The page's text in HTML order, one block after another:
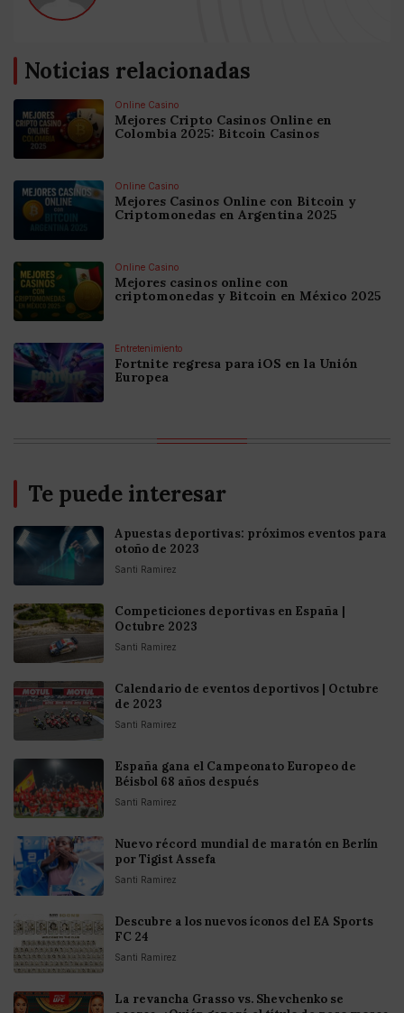
Noticias relacionadas
Online Casino
Mejores Cripto Casinos Online en
Colombia 2025: Bitcoin Casinos
Online Casino
Mejores Casinos Online con Bitcoin y
Criptomonedas en Argentina 2025
Online Casino
Mejores casinos online con
criptomonedas y Bitcoin en México 2025
Entretenimiento
Fortnite regresa para iOS en la Unión
Europea
Te puede interesar
Apuestas deportivas: próximos eventos para
otoño de 2023
Santi Ramirez
Competiciones deportivas en España |
Octubre 2023
Santi Ramirez
Calendario de eventos deportivos | Octubre
de 2023
Santi Ramirez
España gana el Campeonato Europeo de
Béisbol 68 años después
Santi Ramirez
Nuevo récord mundial de maratón en Berlín
por Tigist Assefa
Santi Ramirez
Descubre a los nuevos íconos del EA Sports
FC 24
Santi Ramirez
La revancha Grasso vs. Shevchenko se